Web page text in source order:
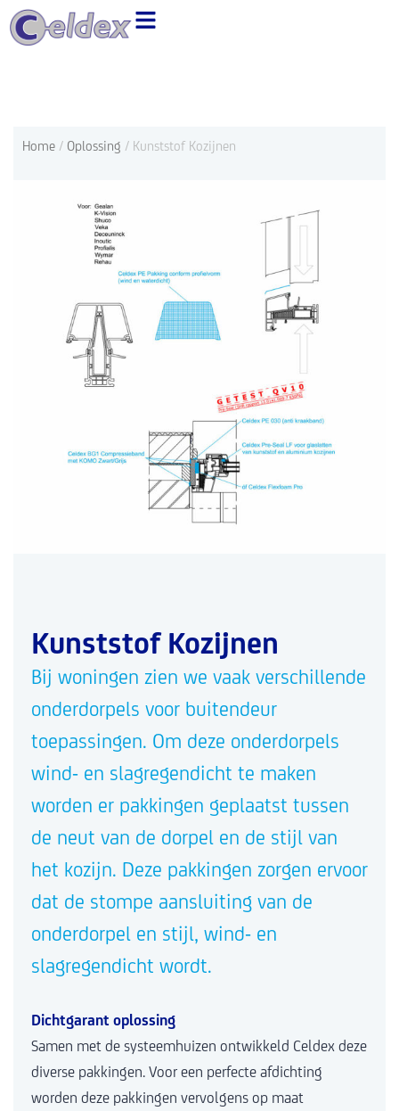
naar
Home/ Oplossing / Kunststof Kozijnen
Kunststof Kozijnen
Bij woningen zien we vaak verschillende
onderdorpels voor buitendeur
toepassingen. Om deze onderdorpels
wind- en slagregendicht te maken
worden er pakkingen geplaatst tussen
de neut van de dorpel en de stijl van
het kozijn. Deze pakkingen zorgen ervoor
dat de stompe aansluiting van de
onderdorpel en stijl, wind- en
slagregendicht wordt.
Dichtgarant oplossing
Samen met de systeemhuizen ontwikkeld Celdex deze
diverse pakkingen. Voor een perfecte afdichting
worden deze pakkingen vervolgens op maat